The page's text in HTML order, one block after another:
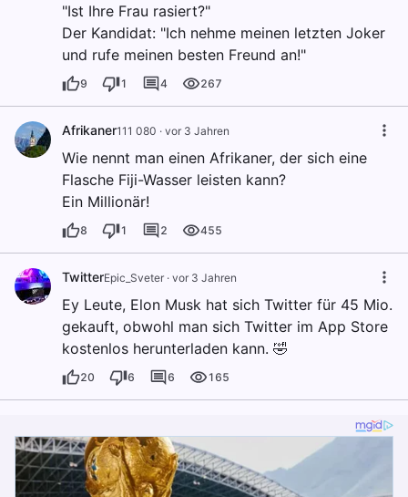
"Ist Ihre Frau rasiert?"
Der Kandidat: "Ich nehme meinen letzten Joker
und rufe meinen besten Freund an!"
9 1 4 267
Afrikaner111 080 · vor 3 Jahren
Wie nennt man einen Afrikaner, der sich eine
Flasche Fiji-Wasser leisten kann?
Ein Millionär!
8 1 2 455
TwitterEpic_Sveter · vor 3 Jahren
Ey Leute, Elon Musk hat sich Twitter für 45 Mio.
gekauft, obwohl man sich Twitter im App Store
kostenlos herunterladen kann. 🤣
20 6 6 165